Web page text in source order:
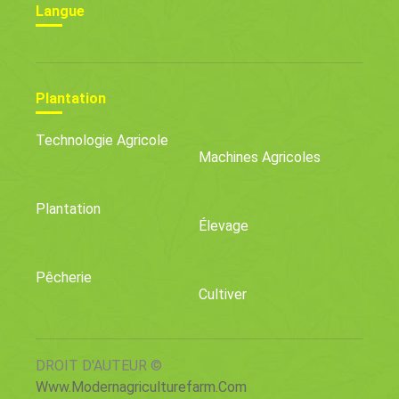
Langue
Plantation
Technologie Agricole
Machines Agricoles
Plantation
Élevage
Pêcherie
Cultiver
DROIT D'AUTEUR ©
Www.modernagriculturefarm.com